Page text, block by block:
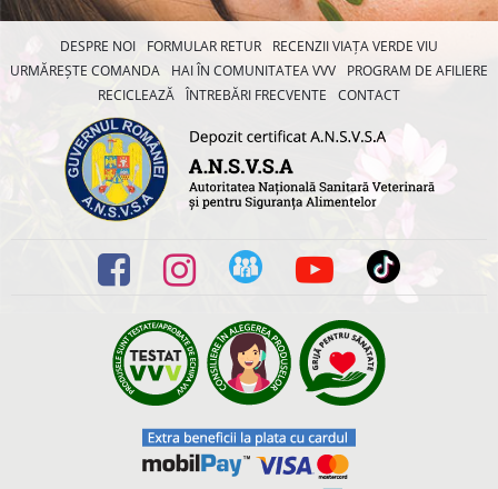
DESPRE NOI FORMULAR RETUR
RECENZII VIAȚA VERDE VIU
URMĂREȘTE COMANDA
HAI ÎN COMUNITATEA VVV
PROGRAM DE AFILIERE
RECICLEAZĂ ÎNTREBĂRI FRECVENTE CONTACT